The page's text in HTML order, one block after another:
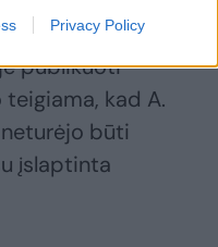
Privacy Policy
7 ir 9
publikuoti
kad A.
būti
įslaptinta